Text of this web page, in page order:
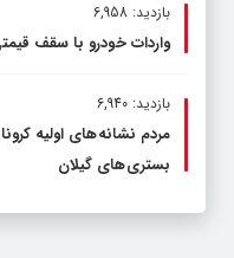
بازدید: 6,958
واردات خودرو با سقف قیمتی ۲۰ هزار دلار شدنی
بازدید: 6,940
مردم نشانه های اولیه
بستری های گیلان